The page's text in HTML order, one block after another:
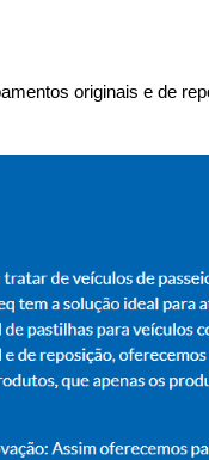
originais e de